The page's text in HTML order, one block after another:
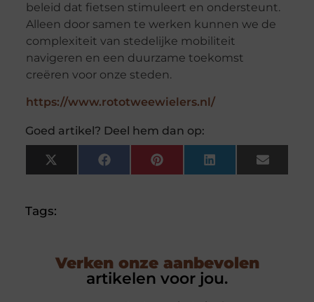
beleid dat fietsen stimuleert en ondersteunt.
Alleen door samen te werken kunnen we de
complexiteit van stedelijke mobiliteit
navigeren en een duurzame toekomst
creëren voor onze steden.
https://www.rototweewielers.nl/
Goed artikel? Deel hem dan op:
X
(Twitter)
FacebookPinterestLinkedInEmail
Tags:
Verken onze aanbevolen
artikelen voor jou.